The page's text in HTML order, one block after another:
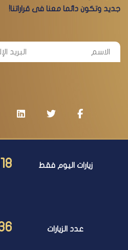
جديد وتكون دائما معنا فى قراراتنا!
زيارات اليوم فقط
عدد الزيارات